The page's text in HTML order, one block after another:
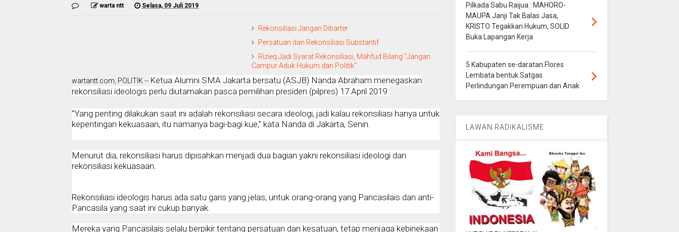
warta ntt Selasa, 09 Juli 2019
Rekonsiliasi Jangan Dibarter
Persatuan dan Rekonsiliasi Substantif
Rizieq Jadi Syarat Rekonsiliasi, Mahfud Bilang "Jangan
Campur Aduk Hukum dan Politik"
wartantt.com, POLITIK -- Ketua Alumni SMA Jakarta bersatu (ASJB) Nanda Abraham menegaskan
rekonsiliasi ideologis perlu diutamakan pasca pemilihan presiden (pilpres) 17 April 2019.
“Yang penting dilakukan saat ini adalah rekonsiliasi secara ideologi, jadi kalau rekonsiliasi hanya untuk
kepentingan kekuasaan, itu namanya bagi-bagi kue,” kata Nanda di Jakarta, Senin.
Menurut dia, rekonsiliasi harus dipisahkan menjadi dua bagian yakni rekonsiliasi ideologi dan
rekonsiliasi kekuasaan.
Rekonsiliasi ideologis harus ada satu garis yang jelas, untuk orang-orang yang Pancasilais dan anti-
Pancasila yang saat ini cukup banyak.
Mereka yang Pancasilais selalu berpikir tentang persatuan dan kesatuan, tetap menjaga kebinekaan
Pilkada Sabu Raijua : MAHORO-
MAUPA Janji Tak Balas Jasa,
KRISTO Tegakkan Hukum, SOLID
Buka Lapangan Kerja
5 Kabupaten se-daratan Flores
Lembata bentuk Satgas
Perlindungan Perempuan dan Anak
LAWAN RADIKALISME